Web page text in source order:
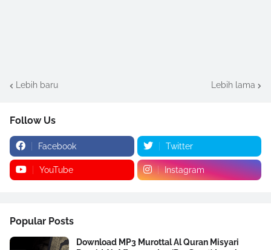
Lebih baru Lebih lama
Follow Us
Facebook Twitter
YouTube Instagram
Popular Posts
Download MP3 Murottal Al Quran Misyari